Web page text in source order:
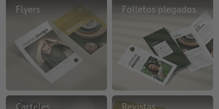
Flyers Folletos plegados